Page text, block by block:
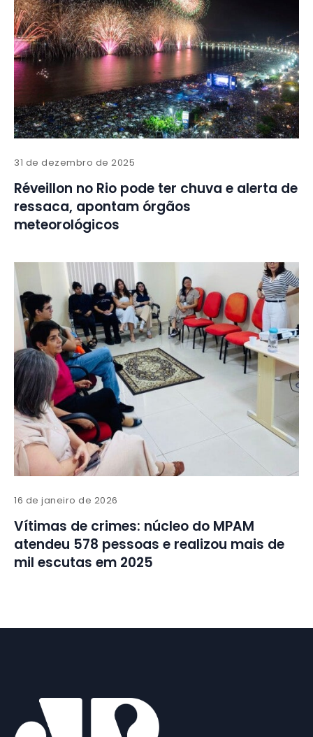
31 de dezembro de 2025
Réveillon no Rio pode ter chuva e alerta de
ressaca, apontam órgãos
meteorológicos
16 de janeiro de 2026
Vítimas de crimes: núcleo do MPAM
atendeu 578 pessoas e realizou mais de
mil escutas em 2025